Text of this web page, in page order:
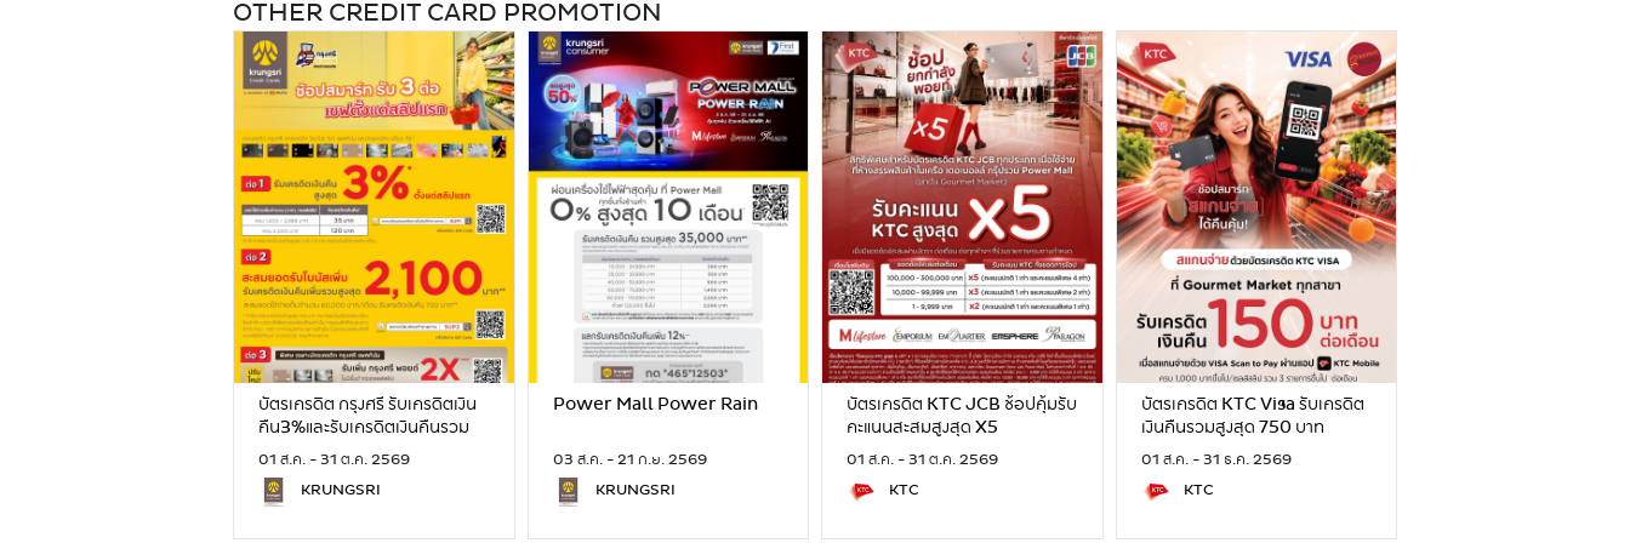
OTHER CREDIT CARD PROMOTION
บัตรเครดิต กรุงศรี รับเครดิตเงิน
คืน3%และรับเครดิตเงินคืนรวม
สูงสุด2,100 บาท
01 ส.ค. - 31 ต.ค. 2569
KRUNGSRI
Power Mall Power Rain
03 ส.ค. - 21 ก.ย. 2569
KRUNGSRI
บัตรเครดิต KTC JCB ช้อปคุ้มรับ
คะแนนสะสมสูงสุด X5
01 ส.ค. - 31 ต.ค. 2569
KTC
บัตรเครดิต KTC Visa รับเครดิต
เงินคืนรวมสูงสุด 750 บาท
01 ส.ค. - 31 ธ.ค. 2569
KTC